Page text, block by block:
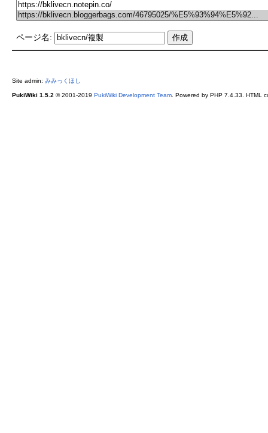
ページ名:
Site admin: みみっくほし
PukiWiki 1.5.2 © 2001-2019 PukiWiki Development Team. Powered by PHP 7.4.33. HTML